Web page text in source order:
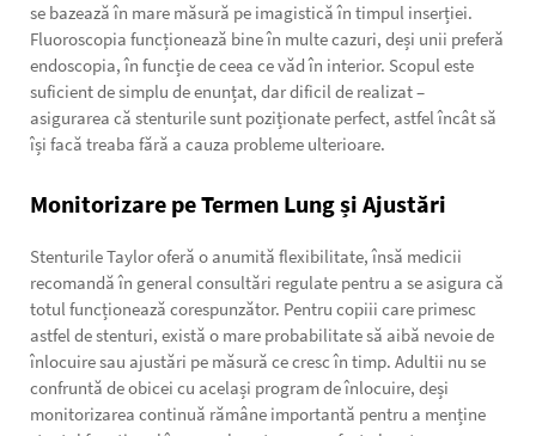
se bazează în mare măsură pe imagistică în timpul inserției.
Fluoroscopia funcționează bine în multe cazuri, deși unii preferă
endoscopia, în funcție de ceea ce văd în interior. Scopul este
suficient de simplu de enunțat, dar dificil de realizat –
asigurarea că stenturile sunt poziționate perfect, astfel încât să
își facă treaba fără a cauza probleme ulterioare.
Monitorizare pe Termen Lung și Ajustări
Stenturile Taylor oferă o anumită flexibilitate, însă medicii
recomandă în general consultări regulate pentru a se asigura că
totul funcționează corespunzător. Pentru copiii care primesc
astfel de stenturi, există o mare probabilitate să aibă nevoie de
înlocuire sau ajustări pe măsură ce cresc în timp. Adultii nu se
confruntă de obicei cu același program de înlocuire, deși
monitorizarea continuă rămâne importantă pentru a menține